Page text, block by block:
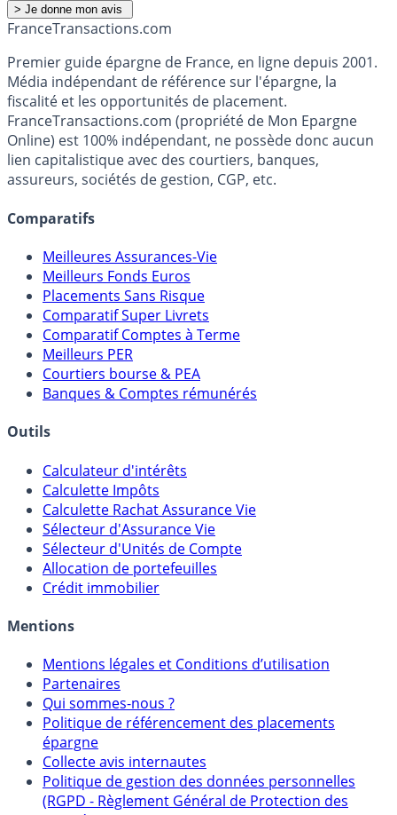
FranceTransactions.com
Premier guide épargne de France, en ligne depuis 2001.
Média indépendant de référence sur l'épargne, la
fiscalité et les opportunités de placement.
FranceTransactions.com (propriété de Mon Epargne
Online) est 100% indépendant, ne possède donc aucun
lien capitalistique avec des courtiers, banques,
assureurs, sociétés de gestion, CGP, etc.
Comparatifs
Meilleures Assurances-Vie
Meilleurs Fonds Euros
Placements Sans Risque
Comparatif Super Livrets
Comparatif Comptes à Terme
Meilleurs PER
Courtiers bourse & PEA
Banques & Comptes rémunérés
Outils
Calculateur d'intérêts
Calculette Impôts
Calculette Rachat Assurance Vie
Sélecteur d'Assurance Vie
Sélecteur d'Unités de Compte
Allocation de portefeuilles
Crédit immobilier
Mentions
Mentions légales et Conditions d’utilisation
Partenaires
Qui sommes-nous ?
Politique de référencement des placements
épargne
Collecte avis internautes
Politique de gestion des données personnelles
(RGPD - Règlement Général de Protection des